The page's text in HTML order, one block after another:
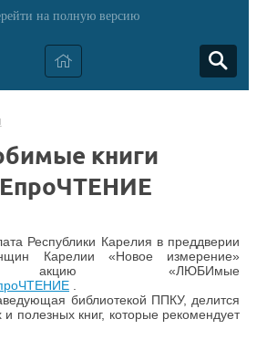
на полную версию
книги
Республики Карелия в преддверии
Карелии «Новое измерение»
акцию «ЛЮБИмые
.
библиотекой ППКУ, делится
полезных книг, которые рекомендует